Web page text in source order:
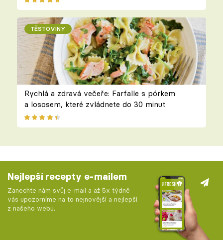
TĚSTOVINY
Rychlá a zdravá večeře: Farfalle s pórkem
a lososem, které zvládnete do 30 minut
Nejlepší recepty e-mailem
Zanechte nám svůj e-mail a až 5x týdně
vás upozorníme na to nejnovější a nejlepší
z našeho webu.